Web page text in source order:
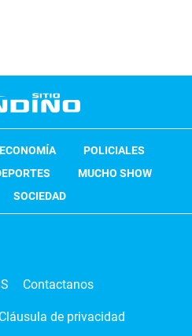
ECONOMÍA
POLICIALES
MUCHO SHOW
SOCIEDAD
Contactanos
Cláusula de privacidad